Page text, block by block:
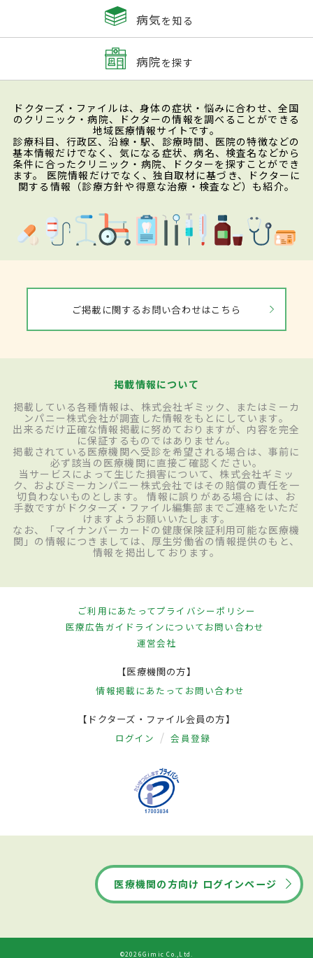
病気を知る
病院を探す
ドクターズ・ファイルは、身体の症状・悩みに合わせ、全国
のクリニック・病院、ドクターの情報を調べることができる
地域医療情報サイトです。
診療科目、行政区、沿線・駅、診療時間、医院の特徴などの
基本情報だけでなく、気になる症状、病名、検査名などから
条件に合ったクリニック・病院、ドクターを探すことができ
ます。 医院情報だけでなく、独自取材に基づき、ドクターに
関する情報（診療方針や得意な治療・検査など）も紹介。
ご掲載に関するお問い合わせはこちら
掲載情報について
掲載している各種情報は、株式会社ギミック、またはミーカ
ンパニー株式会社が調査した情報をもとにしています。
出来るだけ正確な情報掲載に努めておりますが、内容を完全
に保証するものではありません。
掲載されている医療機関へ受診を希望される場合は、事前に
必ず該当の医療機関に直接ご確認ください。
当サービスによって生じた損害について、株式会社ギミッ
ク、およびミーカンパニー株式会社ではその賠償の責任を一
切負わないものとします。 情報に誤りがある場合には、お
手数ですがドクターズ・ファイル編集部までご連絡をいただ
けますようお願いいたします。
なお、「マイナンバーカードの健康保険証利用可能な医療機
関」の情報につきましては、厚生労働省の情報提供のもと、
情報を掲出しております。
ご利用にあたってプライバシーポリシー
医療広告ガイドラインについてお問い合わせ
運営会社
【医療機関の方】
情報掲載にあたって お問い合わせ
【ドクターズ・ファイル会員の方】
ログイン 会員登録
医療機関の方向け ログインページ
©2026Gimic Co.,Ltd.